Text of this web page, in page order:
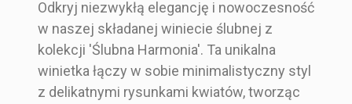
Odkryj niezwykłą elegancję i nowoczesność
w naszej składanej winiecie ślubnej z
kolekcji 'Ślubna Harmonia'. Ta unikalna
winietka łączy w sobie minimalistyczny styl
z delikatnymi rysunkami kwiatów, tworząc
Marka Producent Ślubny
IndeksMIN27_W2-1P_B250_R9_BLR_2